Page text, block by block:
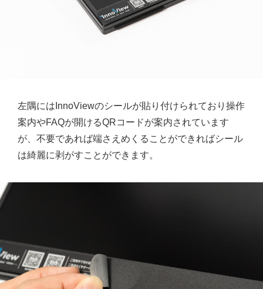
左隅にはInnoViewのシールが貼り付けられており操作
案内やFAQが開けるQRコードが案内されています
が、不要であれば端さえめくることができればシール
は綺麗に剥がすことができます。